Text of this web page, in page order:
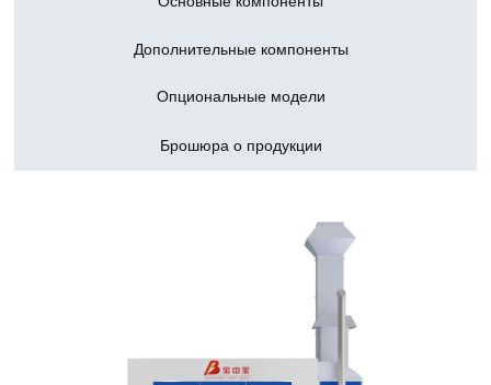
Дополнительные компоненты
Опциональные модели
Брошюра о продукции